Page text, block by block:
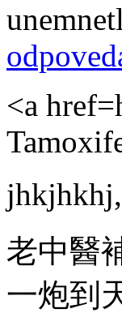
<a
jhkjhkhj,
老中醫
一炮到